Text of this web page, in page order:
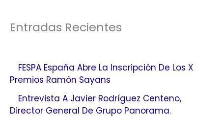
Entradas Recientes
FESPA España Abre La Inscripción De Los X
Premios Ramón Sayans
Entrevista A Javier Rodríguez Centeno,
Director General De Grupo Panorama.